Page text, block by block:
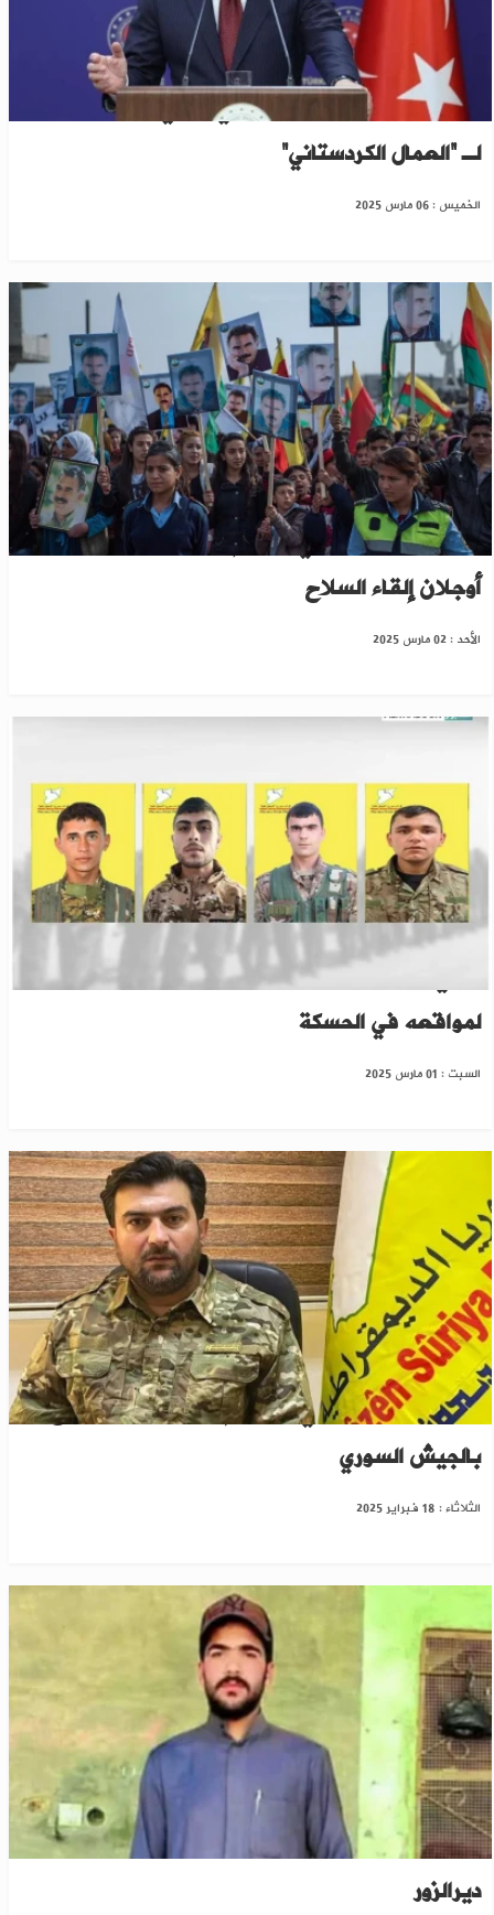
فيدان: 2000 مقاتل من "ب ي د" في سوريا ينتمون
لـ “العمال الكردستاني”
الخميس : 06 مارس 2025
الشرق الأوسط: "ب ي د" أمام نقطة حرجة بعد دعوة
أوجلان إلقاء السلاح
الأحد : 02 مارس 2025
"ب ي د" يعلن مقتل 4 عناصر بضربة تركية
لمواقعه في الحسكة
السبت : 01 مارس 2025
وسط تشكيك.."ب ي د" تزعم الاستعداد للاندماج
بالجيش السوري
الثلاثاء : 18 فبراير 2025
مقتل شاب برصاصة طائشة بحفل زفاف بريف
ديرالزور